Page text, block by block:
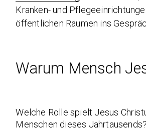
Kranken- und
öffentlichen Räumen ins
Warum Mensch
Welche Rolle spielt Jesus
Menschen dieses Jahrtausends?